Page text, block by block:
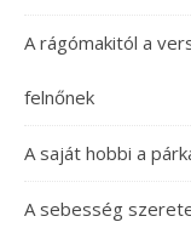
A rágómakitól a
felnőnek
A saját hobbi a
A sebesség